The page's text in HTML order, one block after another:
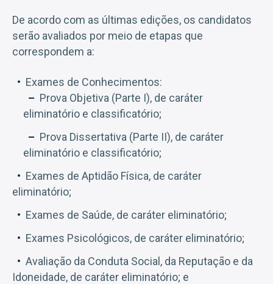
De acordo com as últimas edições, os candidatos
serão avaliados por meio de etapas que
correspondem a:
Exames de Conhecimentos:
Prova Objetiva (Parte I), de caráter
eliminatório e classificatório;
Prova Dissertativa (Parte II), de caráter
eliminatório e classificatório;
Exames de Aptidão Física, de caráter
eliminatório;
Exames de Saúde, de caráter eliminatório;
Exames Psicológicos, de caráter eliminatório;
Avaliação da Conduta Social, da Reputação e da
Idoneidade, de caráter eliminatório; e